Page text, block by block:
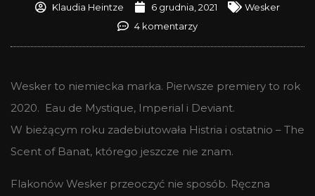
Klaudia Heintze 6 grudnia, 2021
Wesker
4 komentarzy
Wesker to niemiecka marka. Pierwsze premiery to rok
2020. Eau de Mystique, Imperial i Deviant.
W bieżącym roku zadebiutowała Histria i ostatnio – The
Scent of Banat, którego jeszcze nie znam.
Flakonów Wesker przeoczyć nie sposób. Ręczna